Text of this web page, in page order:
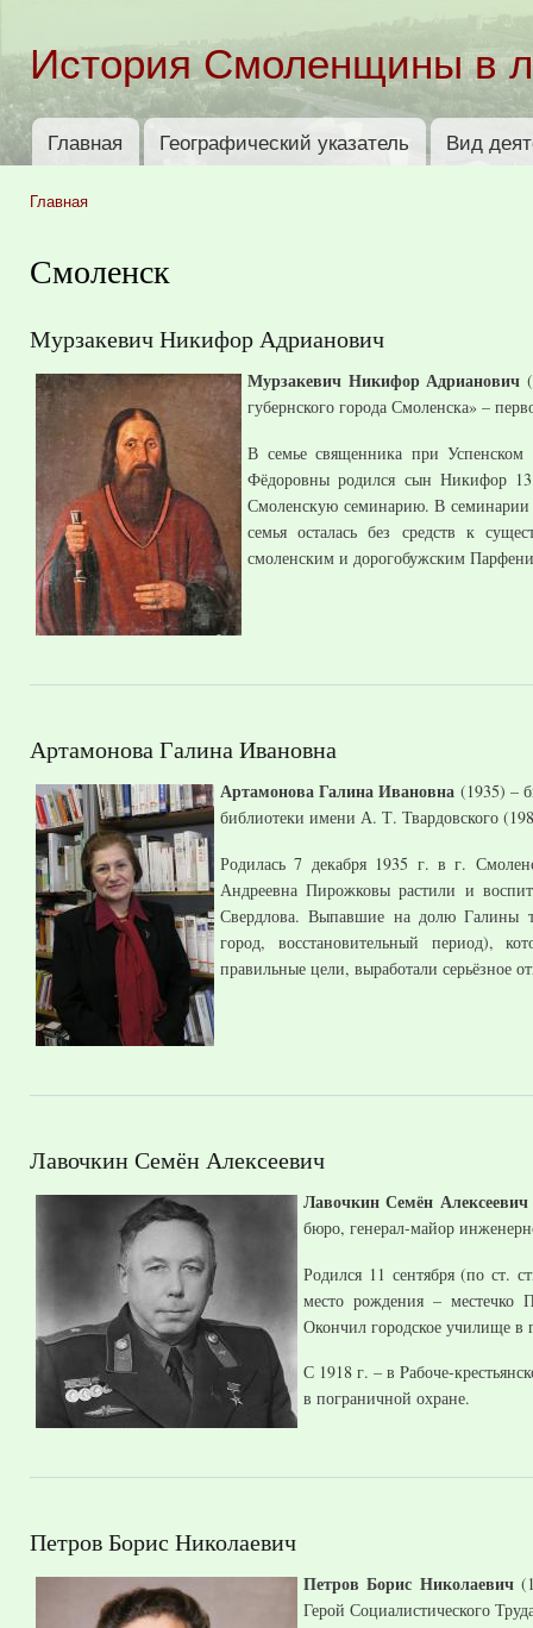
История Смоленщины в
Главное меню
Главная Географический указатель Вид
Главная
Смоленск
Мурзакевич Никифор Адрианович
Мурзакевич Никифор Адрианович
губернского города Смоленска» –
В семье священника при Успенском
Фёдоровны родился сын Никифор
Смоленскую семинарию. В семинарии
семья осталась без средств к
смоленским и дорогобужским
Артамонова Галина Ивановна
Артамонова Галина Ивановна (1935) –
библиотеки имени А. Т. Твардовского
Родилась 7 декабря 1935 г. в г.
Андреевна Пирожковы растили и
Свердлова. Выпавшие на долю Галины
город, восстановительный период),
правильные цели, выработали серьёзное
Лавочкин Семён Алексеевич
Лавочкин Семён Алексеевич
бюро, генерал-майор
Родился 11 сентября (по ст.
место рождения – местечко
Окончил городское училище в
С 1918 г. – в Pабоче-
в пограничной охране.
Петров Борис Николаевич
Петров Борис Николаевич
Герой Социалистического